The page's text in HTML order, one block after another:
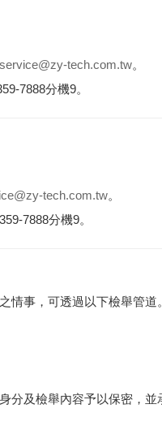
service@zy-tech.com.tw。
7888分機9。
tech.com.tw。
7888分機9。
情事，可透過以下檢舉管道。
分及檢舉內容予以保密，並